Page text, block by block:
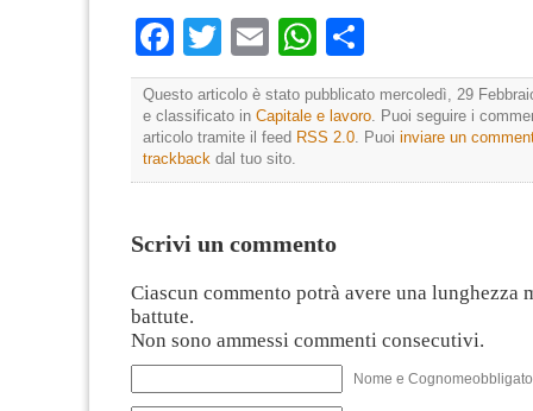
Facebook
TwitterEmailWhatsApp
Questo articolo è stato pubblicato mercoledì, 29
e classificato in Capitale e lavoro. Puoi seguire i
articolo tramite il feed RSS 2.0. Puoi inviare un
trackback dal tuo sito.
Scrivi un commento
Ciascun commento potrà avere una lunghezza
battute.
Non sono ammessi commenti consecutivi.
Nome e